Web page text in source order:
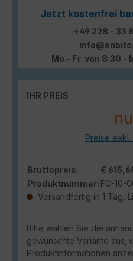
Jetzt kostenfrei
+49 228 - 33
Mo.- Fr. von 8:30 -
IHR PREIS
Preise
Bruttopreis:
€
Produktnummer: FC-10-
Versandfertig in 1 Tag,
Bitte wählen Sie die
gewünschte Variante aus,
Produktinformationen